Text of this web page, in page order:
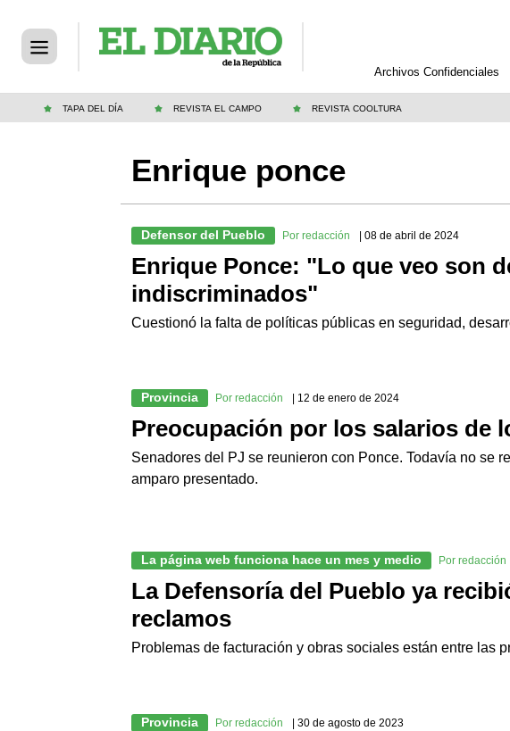
Archivos Confidenciales
TAPA DEL DÍA REVISTA EL CAMPO REVISTA COOLTURA
Enrique ponce
Defensor del Pueblo Por redacción | 08 de abril de 2024
Enrique Ponce: "Lo que veo son
indiscriminados"
Cuestionó la falta de políticas públicas en seguridad,
Provincia Por redacción | 12 de enero de 2024
Preocupación por los salarios de
Senadores del PJ se reunieron con Ponce. Todavía no se
amparo presentado.
La página web funciona hace un mes y medio Por redacción
La Defensoría del Pueblo ya
reclamos
Problemas de facturación y obras sociales están entre las
Provincia Por redacción | 30 de agosto de 2023